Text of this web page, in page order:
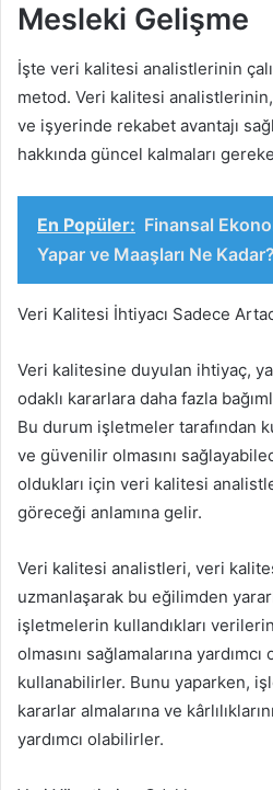
Mesleki Gelişme
İşte veri kalitesi analistlerinin
metod. Veri kalitesi
ve işyerinde rekabet avantajı
hakkında güncel kalmaları
En Popüler: Finansal
Yapar ve Maaşları Ne Kadar?
Veri Kalitesi İhtiyacı Sadece
Veri kalitesine duyulan ihtiyaç,
odaklı kararlara daha fazla
Bu durum işletmeler tarafından
ve güvenilir olmasını
oldukları için veri kalitesi
göreceği anlamına gelir.
Veri kalitesi analistleri, veri
uzmanlaşarak bu eğilimden
işletmelerin kullandıkları
olmasını sağlamalarına
kullanabilirler. Bunu yaparken,
kararlar almalarına ve
yardımcı olabilirler.